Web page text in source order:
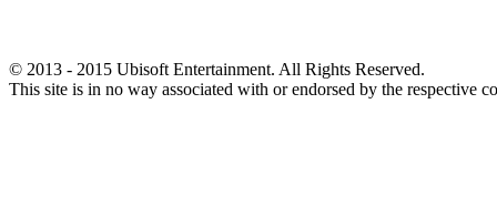
© 2013 - 2015 Ubisoft Entertainment. All Rights Reserved.
This site is in no way associated with or endorsed by the respective